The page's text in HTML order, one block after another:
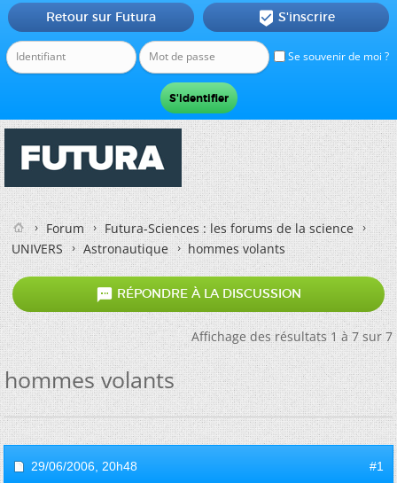
Se souvenir de moi ?
Retour sur Futura  S'inscrire
Forum
Futura-Sciences : les forums de la science
UNIVERS
Astronautique hommes volants
 RÉPONDRE À LA DISCUSSION
Affichage des résultats 1 à 7 sur 7
hommes volants
29/06/2006, 20h48 #1